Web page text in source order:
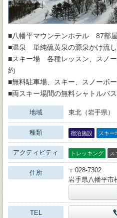
■八幡平マウンテンホテル 87部
■温泉 単純硫黄泉の源泉かけ流
■スキー場 各種レッスン、スノ
約
■無料駐車場、スキー、スノーボ
■両スキー場間の無料シャトルバ
地域 東北（岩手県）
種類 宿泊施設 スキー
アクティビティ トレッキング ス
住所
〒028-7302
岩手県八幡平市
TEL